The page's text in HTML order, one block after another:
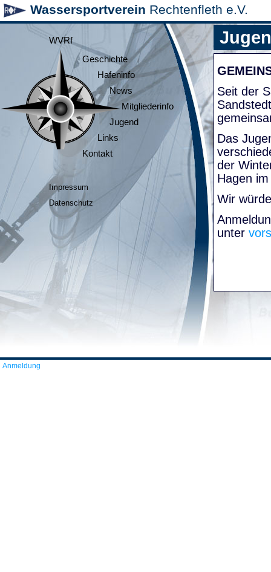
Wassersportverein Rechtenfleth e.V.
WVRf
Geschichte
Hafeninfo
News
Mitgliederinfo
Jugend
Links
Kontakt
Impressum
Datenschutz
Seit der
Das
der
Hagen
Wir
unter
Anmeldung